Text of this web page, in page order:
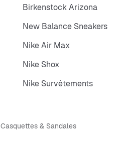
Birkenstock Arizona
New Balance Sneakers
Nike Air Max
Nike Shox
Nike Survêtements
Casquettes & Sandales